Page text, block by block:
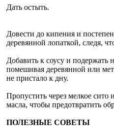
Дать остыть.
Довести до кипения и
деревянной лопаткой, следя,
Добавить к соусу и подержать
помешивая деревянной или
не пристало к дну.
Пропустить через мелкое сито
масла, чтобы предотвратить
ПОЛЕЗНЫЕ СОВЕТЫ